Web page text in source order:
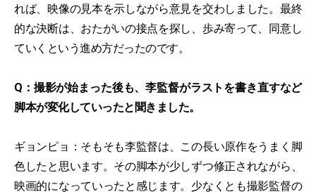
れば、映像の見本を示しながら意見を交わしました。最終
的な決断は、おたがいの接点を探し、歩み寄って、同意し
ていくという進め方だったのです。
Q：撮影が始まった後も、李監督がラストを書き直すなど
脚本が変化していったと聞きました。
ギョンピョ：そもそも李監督は、この長い原作をうまく脚
色したと思います。その脚本が少しずつ修正されながら、
映画的になっていったと感じます。少なくとも撮影監督の